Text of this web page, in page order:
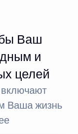
Ваш
и
целей
Ваша жизнь